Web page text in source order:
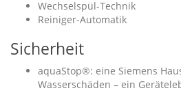
Wechselspül-Technik
Reiniger-Automatik
Sicherheit
aquaStop®: eine Siemens
Wasserschäden – ein